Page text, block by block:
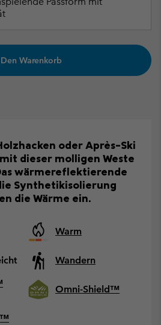
Warenkorb
oder Après-Ski
dieser molligen Weste
wärmereflektierende
Synthetikisolierung
die Wärme ein.
Warm
Wandern
Omni-Shield™